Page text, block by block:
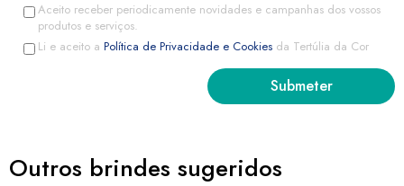
Aceito receber periodicamente novidades e campanhas dos vossos
produtos e serviços.
Li e aceito a Política de Privacidade e Cookies da Tertúlia da Cor
Outros brindes sugeridos